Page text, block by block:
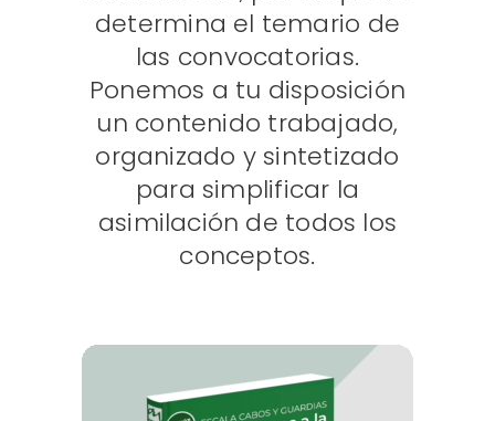
determina el temario de
las convocatorias.
Ponemos a tu disposición
un contenido trabajado,
organizado y sintetizado
para simplificar la
asimilación de todos los
conceptos.